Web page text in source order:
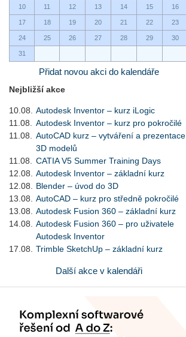
10 11 12 13 14 15 16
17 18 19 20 21 22 23
24 25 26 27 28 29 30
31
Přidat novou akci do kalendáře
Nejbližší akce
10.08.
Autodesk Inventor – kurz iLogic
11.08.
Autodesk Inventor – kurz pro pokročilé
11.08.
AutoCAD kurz – vytváření a prezentace
3D modelů
11.08.
CATIA V5 Summer Training Days
12.08.
Autodesk Inventor – základní kurz
12.08.
Blender – úvod do 3D
13.08.
AutoCAD – kurz pro středně pokročilé
13.08.
Autodesk Fusion 360 – základní kurz
14.08.
Autodesk Fusion 360 – pro uživatele
Autodesk Inventor
17.08.
Trimble SketchUp – základní kurz
Další akce v kalendáři